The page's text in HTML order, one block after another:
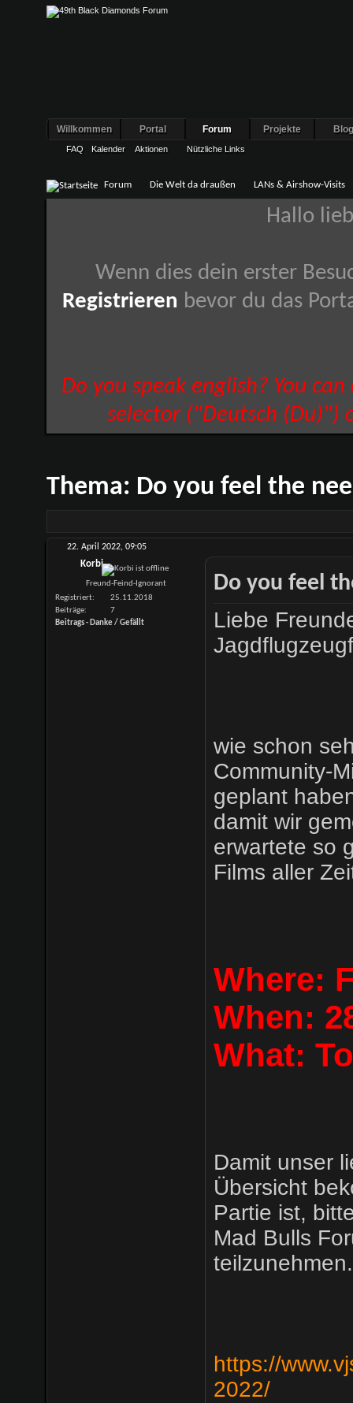
Willkommen Portal Forum
FAQ Kalender Aktionen Nützliche Links
Projekte
Forum Die Welt da draußen LANs & Airshow-Visits
Hallo
Wenn dies dein erster
Registrieren bevor du das
Do you speak english? You
selector ("Deutsch (Du)")
Thema: Do you feel the
22. April 2022, 09:05
Korbi
Freund-Feind-Ignorant
Registriert
25.11.2018
Beiträge
7
Beitrags - Danke / Gefällt
Do you feel
Liebe
wie schon
Community-
geplant
damit wir
erwartete so
Films aller
Where:
When:
What:
Damit unser
Übersicht
Partie ist,
Mad Bulls
teilzunehmen.
https://
2022/